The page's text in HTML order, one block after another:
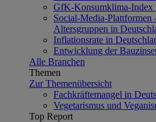
GfK-Konsumklima-Index
Social-Media-Plattformen
Altersgruppen in
Inflationsrate in
Entwicklung der
Alle Branchen
Themen
Zur Themenübersicht
Fachkräftemangel in
Vegetarismus und
Top Report